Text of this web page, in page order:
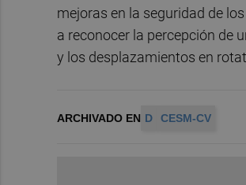
mejoras en la seguridad de
a reconocer la percepción de
y los desplazamientos en
ARCHIVADO EN D CESM-CV